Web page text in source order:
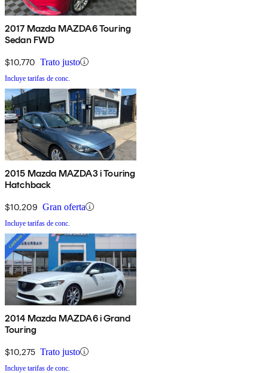
2017 Mazda MAZDA6 Touring
Sedan FWD
$10,770 Trato justo
Incluye tarifas de conc.
2015 Mazda MAZDA3 i Touring
Hatchback
$10,209 Gran oferta
Incluye tarifas de conc.
2014 Mazda MAZDA6 i Grand
Touring
$10,275 Trato justo
Incluye tarifas de conc.